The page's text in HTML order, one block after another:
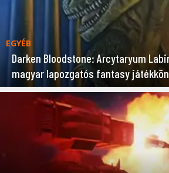
EGYÉB
Darken Bloodstone: Arcytaryum
magyar lapozgatós fantasy